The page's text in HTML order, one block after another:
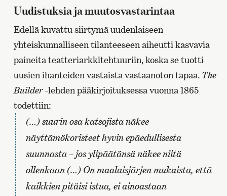
Uudistuksia ja muutosvastarintaa
Edellä kuvattu siirtymä uudenlaiseen
yhteiskunnalliseen tilanteeseen aiheutti kasvavia
paineita teatteriarkkitehtuuriin, koska se tuotti
uusien ihanteiden vastaista vastaanoton tapaa. The
Builder-lehden pääkirjoituksessa vuonna 1865
todettiin:
(…) suurin osa katsojista näkee
näyttämökoristeet hyvin epäedullisesta
suunnasta – jos ylipäätänsä näkee niitä
ollenkaan (…) On maalaisjärjen mukaista, että
kaikkien pitäisi istua, ei ainoastaan